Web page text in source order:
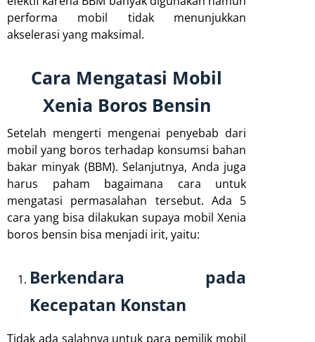
performa mobil tidak menunjukkan
akselerasi yang maksimal.
Cara Mengatasi Mobil
Xenia Boros Bensin
Setelah mengerti mengenai penyebab dari
mobil yang boros terhadap konsumsi bahan
bakar minyak (BBM). Selanjutnya, Anda juga
harus paham bagaimana cara untuk
mengatasi permasalahan tersebut. Ada 5
cara yang bisa dilakukan supaya mobil Xenia
boros bensin bisa menjadi irit, yaitu:
Berkendara pada
Kecepatan Konstan
Tidak ada salahnya untuk para pemilik mobil